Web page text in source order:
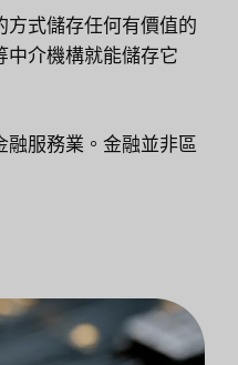
方式儲存任何有價值的
介機構就能儲存它
融服務業。金融並非區